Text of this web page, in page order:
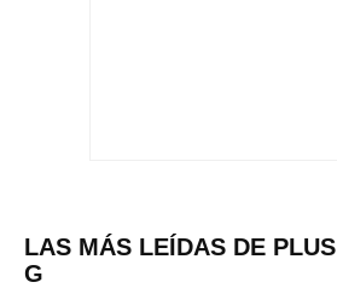
LAS MÁS LEÍDAS DE PLUS
G